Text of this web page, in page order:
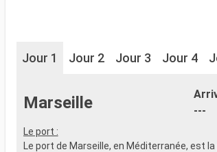
Jour 1 Jour 2 Jour 3 Jour 4
Marseille
---
Le port :
Le port de Marseille, en Méditerranée, est